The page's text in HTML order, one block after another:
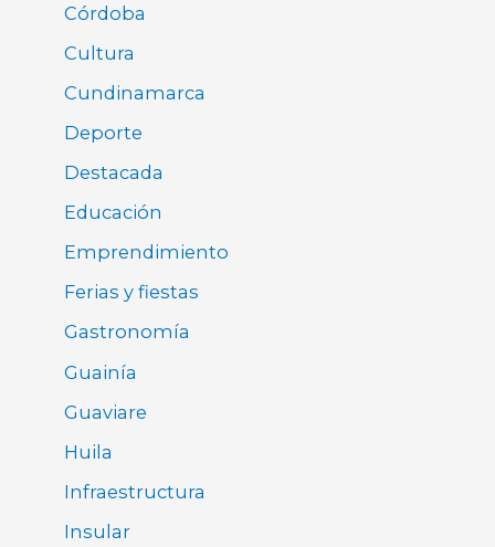
Córdoba
Cultura
Cundinamarca
Deporte
Destacada
Educación
Emprendimiento
Ferias y fiestas
Gastronomía
Guainía
Guaviare
Huila
Infraestructura
Insular